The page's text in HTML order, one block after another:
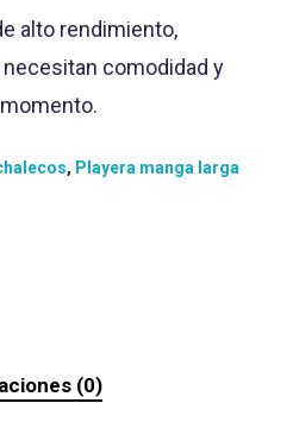
alto rendimiento,
comodidad y
, Playera manga larga
(0)